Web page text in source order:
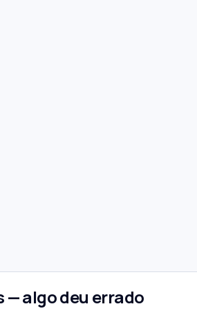
— algo deu errado